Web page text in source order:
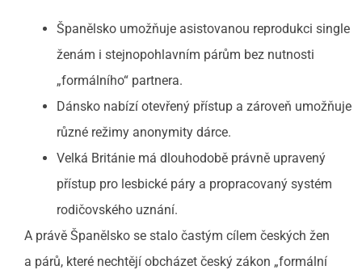
Španělsko umožňuje asistovanou reprodukci single
ženám i stejnopohlavním párům bez nutnosti
„formálního“ partnera.
Dánsko nabízí otevřený přístup a zároveň umožňuje
různé režimy anonymity dárce.
Velká Británie má dlouhodobě právně upravený
přístup pro lesbické páry a propracovaný systém
rodičovského uznání.
A právě Španělsko se stalo častým cílem českých žen
a párů, které nechtějí obcházet český zákon „formální